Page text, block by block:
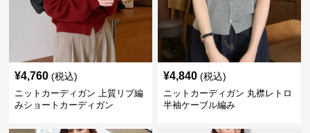
¥4,760 (税込)
ニットカーディガン 上質リブ編
みショートカーディガン
¥4,840 (税込)
ニットカーディガン 丸襟レトロ
半袖ケーブル編み